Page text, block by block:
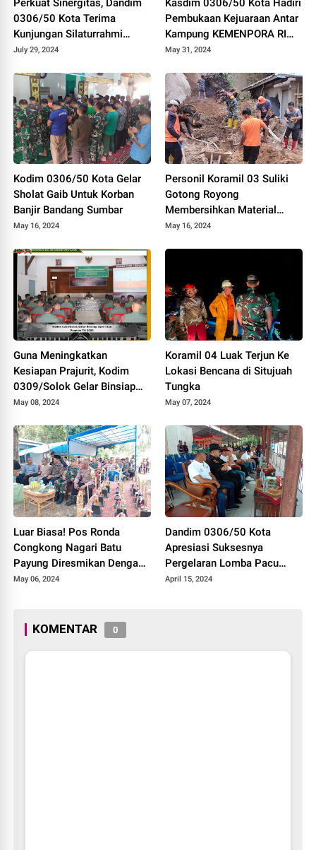
Perkuat Sinergitas, Dandim
0306/50 Kota Terima
Kunjungan Silaturrahmi
Ketua Pengadilan Negeri
July 29, 2024
Kasdim 0306/50 Kota Hadiri
Pembukaan Kejuaraan Antar
Kampung KEMENPORA RI
Tahun 2024
May 31, 2024
Kodim 0306/50 Kota Gelar
Sholat Gaib Untuk Korban
Banjir Bandang Sumbar
May 16, 2024
Personil Koramil 03 Suliki
Gotong Royong
Membersihkan Material
Longsor Yang Menimpa
May 16, 2024
Guna Meningkatkan
Kesiapan Prajurit, Kodim
0309/Solok Gelar Binsiap
Apwil dan Puanter TA 2024
May 08, 2024
Koramil 04 Luak Terjun Ke
Lokasi Bencana di Situjuah
Tungka
May 07, 2024
Luar Biasa! Pos Ronda
Congkong Nagari Batu
Payung Diresmikan Dengan
Meriah
May 06, 2024
Dandim 0306/50 Kota
Apresiasi Suksesnya
Pergelaran Lomba Pacu
Kuda Lebaran Cup 2024
April 15, 2024
KOMENTAR 0